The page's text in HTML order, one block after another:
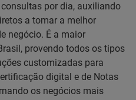
por dia, auxiliando
a tomar a melhor
negócio. É a maior
provendo todos os tipos
customizadas para
digital e de Notas
os negócios mais